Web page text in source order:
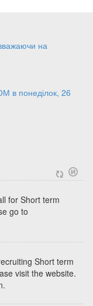
на
в понеділок, 26
for Short term
go to
Short term
visit the website.